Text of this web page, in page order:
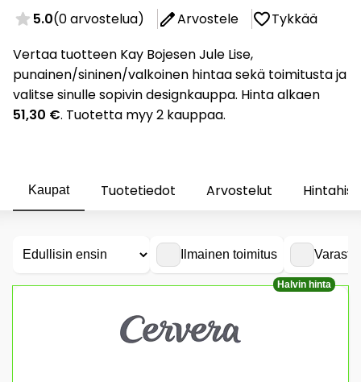
5.0(0 arvostelua) Arvostele
Tykkää
Vertaa tuotteen Kay Bojesen Jule Lise,
punainen/sininen/valkoinen hintaa sekä toimitusta ja
valitse sinulle sopivin designkauppa. Hinta alkaen
51,30 €. Tuotetta myy 2 kauppaa.
Kaupat Tuotetiedot Arvostelut
Ilmainen toimitus
Halvin hinta